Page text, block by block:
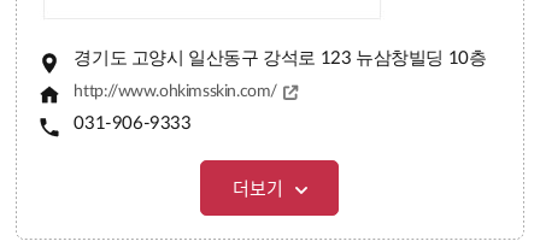
경기도 고양시 일산동구 강석로 123 뉴삼창빌딩 10층
http://www.ohkimsskin.com/
031-906-9333
더보기